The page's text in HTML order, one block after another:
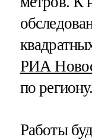
РИА
по региону.
Работы